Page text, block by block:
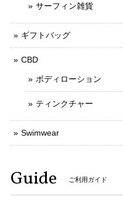
サーフィン雑貨
ギフトバッグ
CBD
ボディローション
ティンクチャー
Swimwear
Guide ご利用ガイド